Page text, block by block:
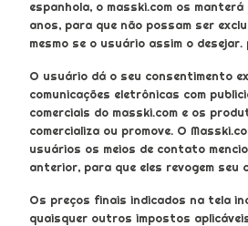
espanhola, o masski.com os
anos, para que não possam ser
mesmo se o usuário assim o desejar.
O usuário dá o seu consentimento
comunicações eletrônicas com
comerciais do masski.com e os
comercializa ou promove. O
usuários os meios de contato
anterior, para que eles revogem seu
Os preços finais indicados na tela
quaisquer outros impostos